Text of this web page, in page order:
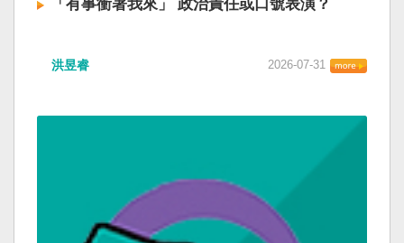
「有事衝著我來」 政治責任或口號表演？
洪昱睿 2026-07-31